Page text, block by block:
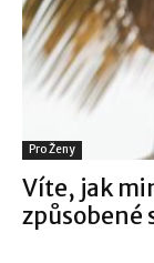
Pro Ženy
Víte, jak
způsobené